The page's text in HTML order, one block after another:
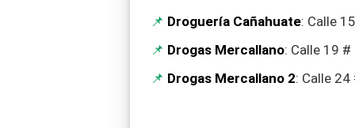
Droguería Cañahuate: Calle
Drogas Mercallano: Calle 19
Drogas Mercallano 2: Calle